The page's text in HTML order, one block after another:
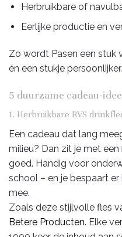
Herbruikbare of
Eerlijke productie en
Zo wordt Pasen een stuk
én een stukje persoonlijker.
5 duurzame cadeau-
1. Herbruikbare RVS
Een cadeau dat lang
milieu? Dan zit je met een
goed. Handig voor
school – en je bespaart
mee.
Zoals deze stijlvolle fles
Betere Producten. Elke